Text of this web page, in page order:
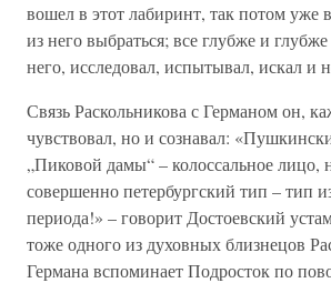
вошел в этот лабиринт, так потом уже
из него выбраться; все глубже и
него, исследовал, испытывал, искал и
Связь Раскольникова с Германом он,
чувствовал, но и сознавал:
„Пиковой дамы“ – колоссальное лицо,
совершенно петербургский тип – тип
периода!» – говорит Достоевский
тоже одного из духовных близнецов
Германа вспоминает Подросток по